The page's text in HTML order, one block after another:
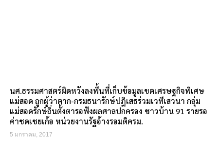
นศ.ธรรมศาสตร์ผิดหวังลงพื้นที่เก็บข้อมูลเขตเศรษฐกิจพิเศษ
แม่สอด ถูกผู้ว่าตาก-กรมธนารักษ์ปฎิเสธร่วมเวทีเสวนา กลุ่ม
แม่สอดรักษ์ถิ่นตั้งตารอฟังผลศาลปกครอง ชาวบ้าน 91 รายรอ
ค่าชดเชยเก้อ หน่วยงานรัฐอ้างรอมติครม.
5 มกราคม, 2017